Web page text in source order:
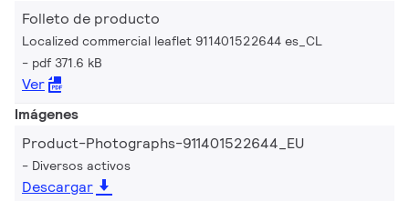
Folleto de producto
Localized commercial leaflet 911401522644 es_CL
pdf 371.6 kB
Ver
Imágenes
Product-Photographs-911401522644_EU
Diversos activos
Descargar